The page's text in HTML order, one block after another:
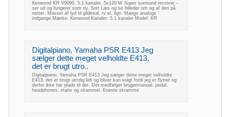
Kenwood KR V9090, 5.1 kanaler, 5x120 W Super surround receiver -
ser ud og fungerer som ny. Sort Læs og se billeder om og af den på
nettet. Masser af lyd til gildesal, tv el. lign. Mange analoge
indgange.Mærke: Kenwood Kanaler: 5.1 kanaler Model: KR
Digitalpiano, Yamaha PSR E413 Jeg
sælger dette meget velholdte E413,
det er brugt utro..
Digitalpiano, Yamaha PSR E413 Jeg sælger dette meget velholdte
E413, det er brugt utrolig lidt og bliver kun solgt fordi jeg er flyttet og
derfor ikke har plads til det. Der medfølger brugermanual, pedal,
headphones, stativ og skammel. Eneste skramme